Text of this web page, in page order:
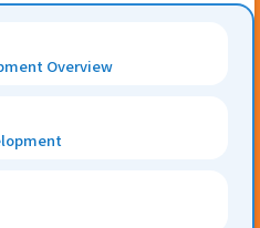
Overview